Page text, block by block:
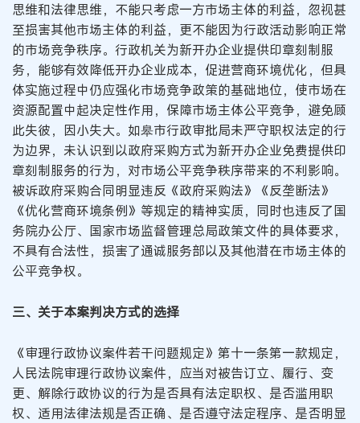
思维和法律思维，不能只考虑一方市场主体的利益，忽视甚
至损害其他市场主体的利益，更不能因为行政活动影响正常
的市场竞争秩序。行政机关为新开办企业提供印章刻制服
务，能够有效降低开办企业成本，促进营商环境优化，但具
体实施过程中仍应强化市场竞争政策的基础地位，使市场在
资源配置中起决定性作用，保障市场主体公平竞争，避免顾
此失彼，因小失大。如皋市行政审批局未严守职权法定的行
为边界，未认识到以政府采购方式为新开办企业免费提供印
章刻制服务的行为，对市场公平竞争秩序带来的不利影响。
被诉政府采购合同明显违反《政府采购法》《反垄断法》
《优化营商环境条例》等规定的精神实质，同时也违反了国
务院办公厅、国家市场监督管理总局政策文件的具体要求，
不具有合法性，损害了通诚服务部以及其他潜在市场主体的
公平竞争权。
三、关于本案判决方式的选择
《审理行政协议案件若干问题规定》第十一条第一款规定，
人民法院审理行政协议案件，应当对被告订立、履行、变
更、解除行政协议的行为是否具有法定职权、是否滥用职
权、适用法律法规是否正确、是否遵守法定程序、是否明显